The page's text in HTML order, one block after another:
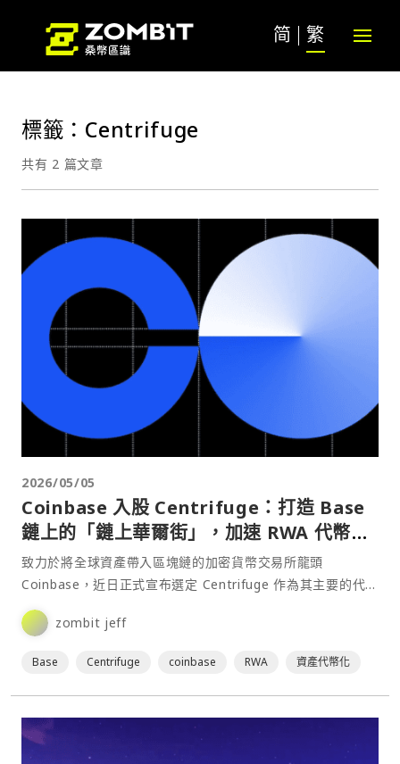
简 繁
標籤：Centrifuge
共有 2 篇文章
2026/05/05
Coinbase 入股 Centrifuge：打造 Base
鏈上的「鏈上華爾街」，加速 RWA 代幣化
佈局
致力於將全球資產帶入區塊鏈的加密貨幣交易所龍頭
Coinbase，近日正式宣布選定 Centrifuge 作為其主要的代幣
化合作夥伴，並對這家新創公司進行了戰略投資⋯
zombit jeff
Base Centrifuge coinbase RWA 資產代幣化